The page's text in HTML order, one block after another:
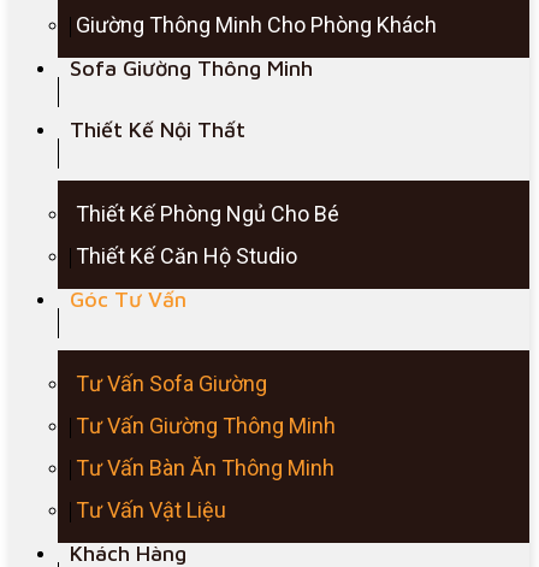
Giường Thông Minh Cho Phòng Khách
Sofa Giường Thông Minh
Thiết Kế Nội Thất
Thiết Kế Phòng Ngủ Cho Bé
Thiết Kế Căn Hộ Studio
Góc Tư Vấn
Tư Vấn Sofa Giường
Tư Vấn Giường Thông Minh
Tư Vấn Bàn Ăn Thông Minh
Tư Vấn Vật Liệu
Khách Hàng